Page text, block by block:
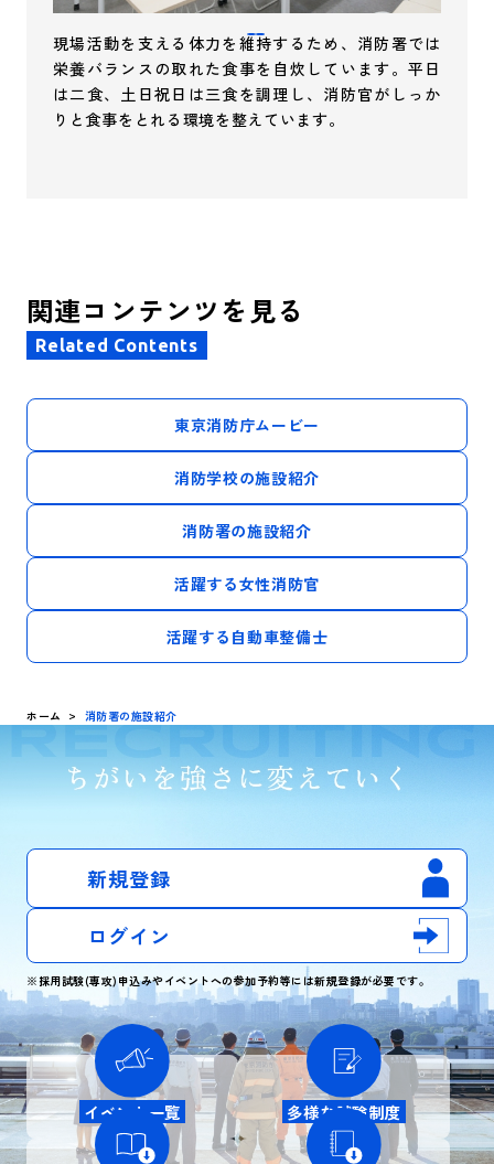
現場活動を支える体力を維持するため、消防署では
栄養バランスの取れた食事を自炊しています。平日
は二食、土日祝日は三食を調理し、消防官がしっか
りと食事をとれる環境を整えています。
関連コンテンツを見る
Related Contents
東京消防庁ムービー
消防学校の施設紹介
消防署の施設紹介
活躍する女性消防官
活躍する自動車整備士
ホーム 消防署の施設紹介
新規登録
ログイン
※採用試験(専攻)申込みやイベントへの参加予約等には新規登録が必要です。
イベント一覧 多様な試験制度